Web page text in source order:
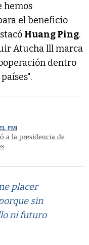
hemos
el beneficio
Huang Ping.
Atucha lll marca
dentro
FMI
a la presidencia de
placer
sin
ni futuro